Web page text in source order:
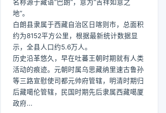
名称源于藏语“巴朗”，意为“吉祥如意之
地”。
白朗县隶属于西藏自治区日喀则市，总面积
约为8152平方公里，根据最新统计数据显
示，全县人口约5.6万人。
历史沿革悠久，早在吐蕃王朝时期就有人类
活动的痕迹。元朝时属乌思藏纳里速古鲁孙
等三路宣慰使司都元帅府管辖，明清时期归
后藏噶伦管辖，民国时期先后隶属西藏噶厦
政府...